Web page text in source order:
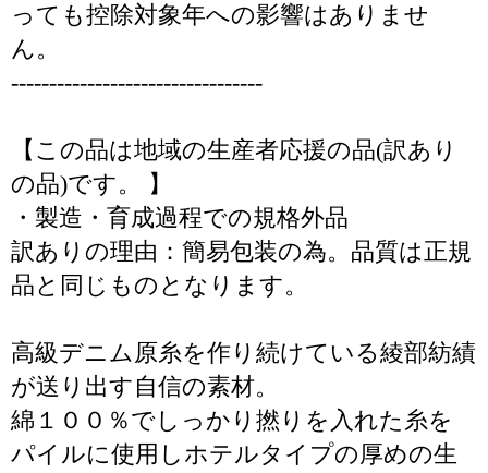
っても控除対象年への影響はありませ
ん。
---------------------------------
【この品は地域の生産者応援の品(訳あり
の品)です。 】
・製造・育成過程での規格外品
訳ありの理由：簡易包装の為。品質は正規
品と同じものとなります。
高級デニム原糸を作り続けている綾部紡績
が送り出す自信の素材。
綿１００％でしっかり撚りを入れた糸を
パイルに使用しホテルタイプの厚めの生